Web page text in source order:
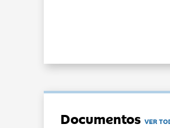
DocumentosVER